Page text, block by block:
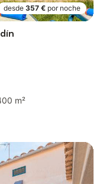
desde 357 € por noche
m²